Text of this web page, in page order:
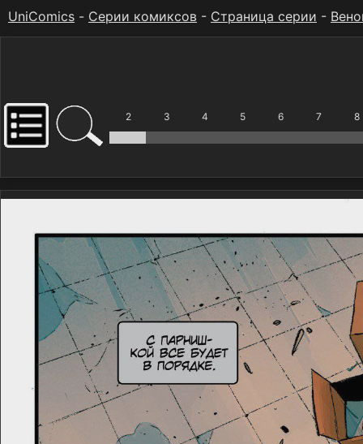
UniComics - Серии комиксов - Страница серии -
2 3 4 5 6 7 8